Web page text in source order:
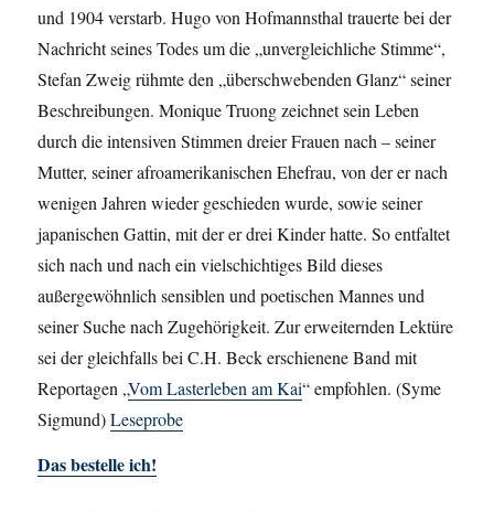
und 1904 verstarb. Hugo von Hofmannsthal trauerte bei der
Nachricht seines Todes um die „unvergleichliche Stimme“,
Stefan Zweig rühmte den „überschwebenden Glanz“ seiner
Beschreibungen. Monique Truong zeichnet sein Leben
durch die intensiven Stimmen dreier Frauen nach – seiner
Mutter, seiner afroamerikanischen Ehefrau, von der er nach
wenigen Jahren wieder geschieden wurde, sowie seiner
japanischen Gattin, mit der er drei Kinder hatte. So entfaltet
sich nach und nach ein vielschichtiges Bild dieses
außergewöhnlich sensiblen und poetischen Mannes und
seiner Suche nach Zugehörigkeit. Zur erweiternden Lektüre
sei der gleichfalls bei C.H. Beck erschienene Band mit
Reportagen „Vom Lasterleben am Kai“ empfohlen. (Syme
Sigmund)Leseprobe
Das bestelle ich!